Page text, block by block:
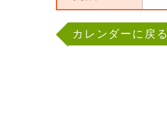
カレンダーに戻る